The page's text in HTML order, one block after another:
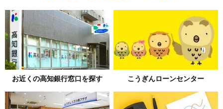
お近くの高知銀行窓口を探す こうぎんローンセンター